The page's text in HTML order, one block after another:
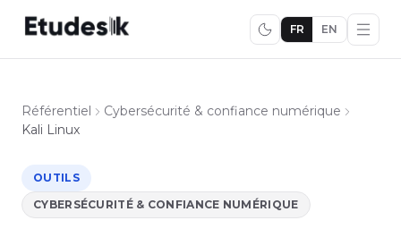
FR EN
Référentiel
Cybersécurité & confiance numérique
Kali Linux
OUTILS
CYBERSÉCURITÉ & CONFIANCE NUMÉRIQUE